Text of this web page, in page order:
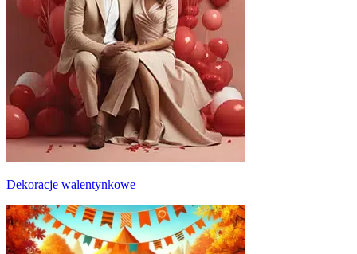
Dekoracje walentynkowe